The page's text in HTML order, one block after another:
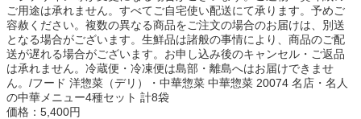
ご用途は承れません。すべてご自宅使い配送にて承ります。予めご
容赦ください。複数の異なる商品をご注文の場合のお届けは、別送
となる場合がございます。生鮮品は諸般の事情により、商品のご配
送が遅れる場合がございます。お申し込み後のキャンセル・ご返品
は承れません。冷蔵便・冷凍便は島部・離島へはお届けできませ
ん。/フード 洋惣菜（デリ）・中華惣菜 中華惣菜 20074 名店・名人
の中華メニュー4種セット 計8袋
価格：5,400円